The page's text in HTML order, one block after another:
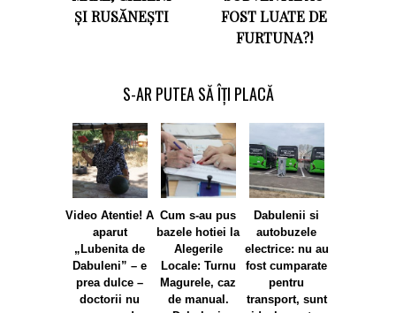
ȘI RUSĂNEȘTI
FOST LUATE DE
FURTUNA?!
S-AR PUTEA SĂ ÎȚI PLACĂ
Video Atentie! A
aparut
„Lubenita de
Dabuleni” – e
prea dulce –
doctorii nu
Cum s-au pus
bazele hotiei la
Alegerile
Locale: Turnu
Magurele, caz
de manual.
Dabulenii si
autobuzele
electrice: nu au
fost cumparate
pentru
transport, sunt